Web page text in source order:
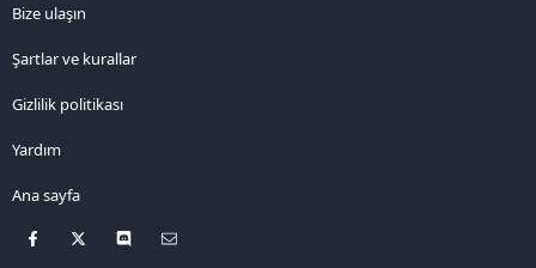
Bize ulaşın
Şartlar ve kurallar
Gizlilik politikası
Yardım
Ana sayfa
Facebook Discord